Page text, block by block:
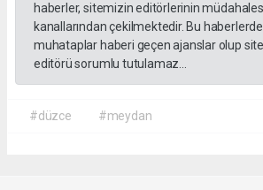
haberler, sitemizin editörlerinin
kanallarından çekilmektedir. Bu
muhataplar haberi geçen ajanslar olup
editörü sorumlu tutulamaz...
#düzce #meydan